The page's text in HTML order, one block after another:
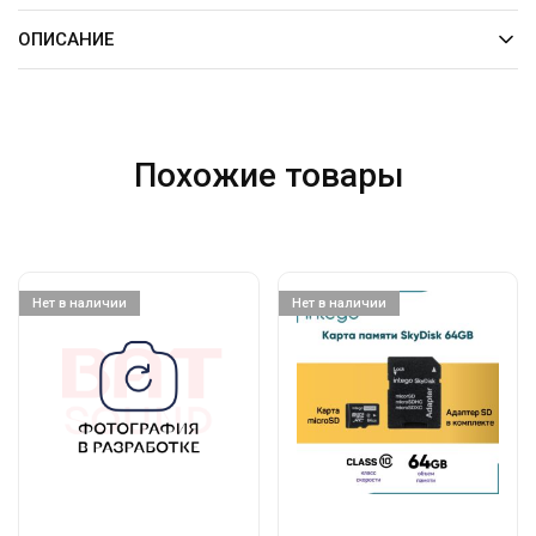
ОПИСАНИЕ
Похожие товары
Нет в наличии Нет в наличии